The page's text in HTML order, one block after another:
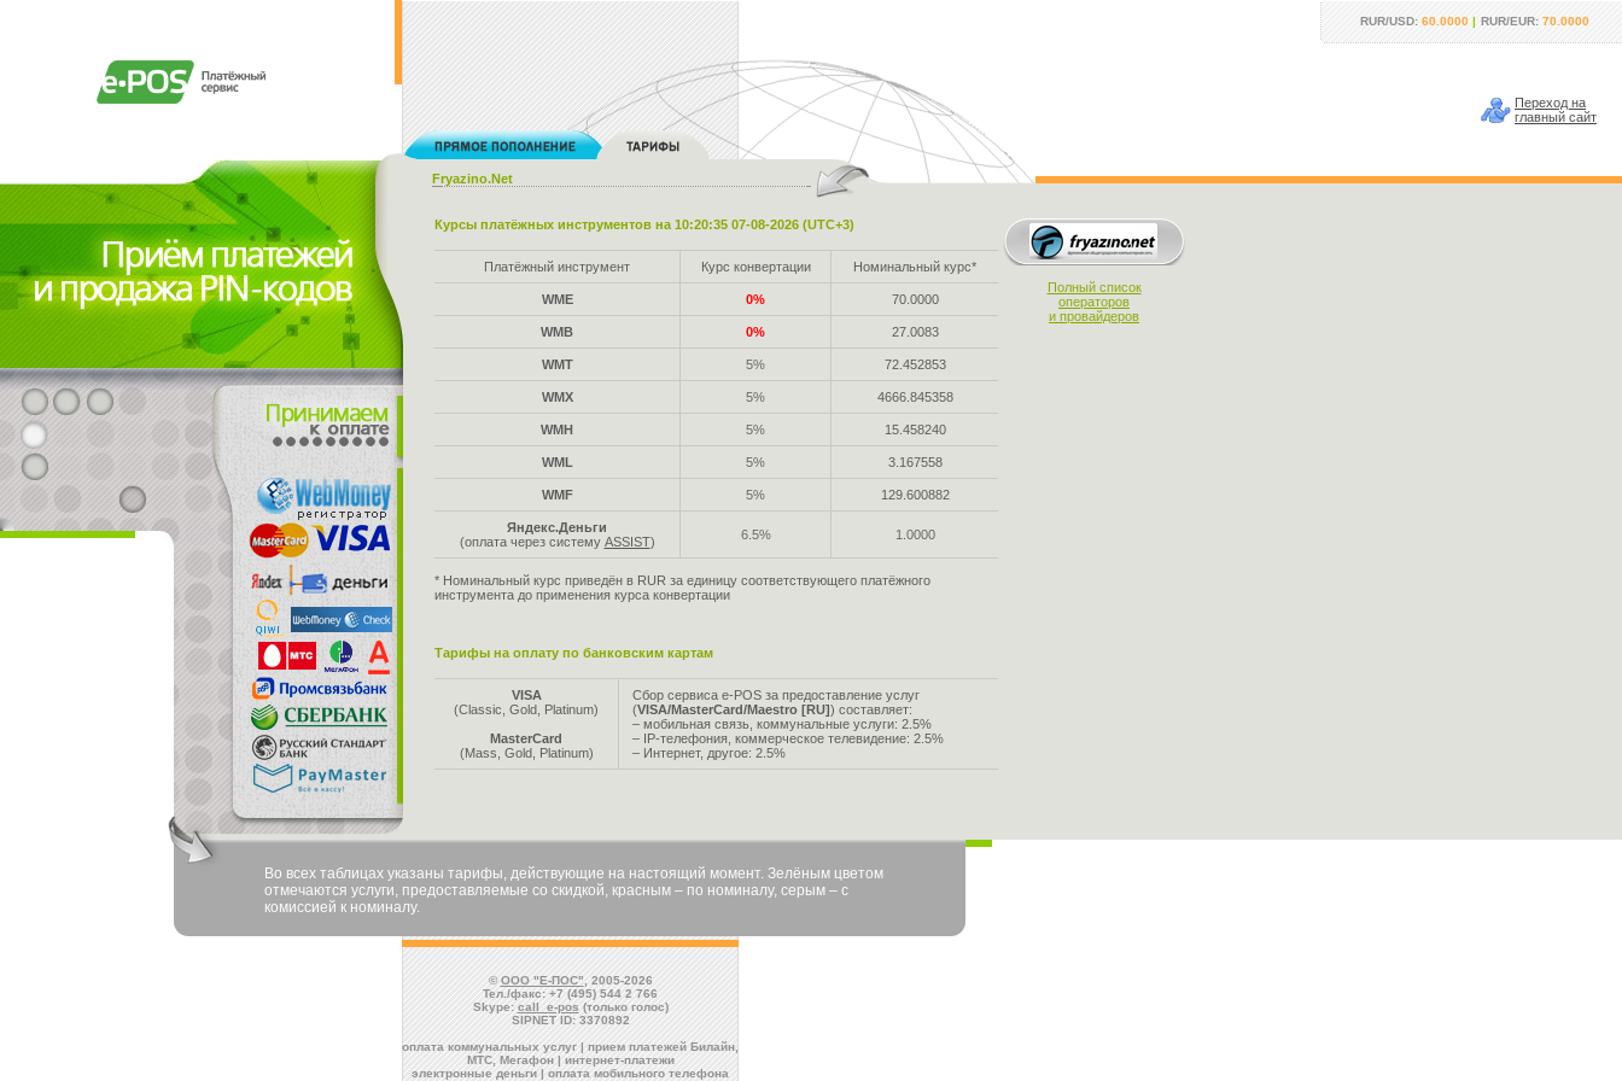
RUR/USD: 60.0000 | RUR/EUR: 70.0000
Переход на
главный сайт
Fryazino.Net
Курсы платёжных инструментов на 10:20:35 07-08-2026 (UTC+3)
Платёжный инструмент Курс конвертации Номинальный курс*
WME 0% 70.0000
WMB 0% 27.0083
WMT 5% 72.452853
WMX 5% 4666.845358
WMH 5% 15.458240
WML 5% 3.167558
WMF 5% 129.600882
Яндекс.Деньги
(оплата через систему ASSIST) 6.5% 1.0000
* Номинальный курс приведён в RUR за единицу соответствующего платёжного
инструмента до применения курса конвертации
Тарифы на оплату по банковским картам
VISA
(Classic, Gold, Platinum)
MasterCard
(Mass, Gold, Platinum)
Сбор сервиса e-POS за предоставление услуг
(VISA/MasterCard/Maestro [RU]) составляет:
– мобильная связь, коммунальные услуги: 2.5%
– IP-телефония, коммерческое телевидение: 2.5%
– Интернет, другое: 2.5%
Полный список
операторов
и провайдеров
Во всех таблицах указаны тарифы, действующие на настоящий момент. Зелёным цветом
отмечаются услуги, предоставляемые со скидкой, красным – по номиналу, серым – с
комиссией к номиналу.
© ООО "Е-ПОС", 2005-2026
Тел./факс: +7 (495) 544 2 766
Skype: call_e-pos(только голос)
SIPNET ID: 3370892
оплата коммунальных услуг | прием платежей Билайн,
МТС, Мегафон | интернет-платежи
электронные деньги | оплата мобильного телефона